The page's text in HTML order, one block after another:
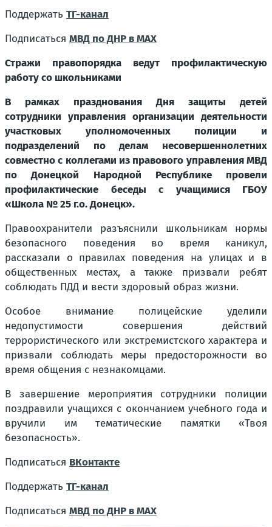
Поддержать ТГ-канал
Подписаться МВД по ДНР в MAX
Стражи правопорядка ведут профилактическую
работу со школьниками
В рамках празднования Дня защиты детей
сотрудники управления организации деятельности
участковых уполномоченных полиции и
подразделений по делам несовершеннолетних
совместно с коллегами из правового управления МВД
по Донецкой Народной Республике провели
профилактические беседы с учащимися ГБОУ
«Школа № 25 г.о. Донецк».
Правоохранители разъяснили школьникам нормы
безопасного поведения во время каникул,
рассказали о правилах поведения на улицах и в
общественных местах, а также призвали ребят
соблюдать ПДД и вести здоровый образ жизни.
Особое внимание полицейские уделили
недопустимости совершения действий
террористического или экстремистского характера и
призвали соблюдать меры предосторожности во
время общения с незнакомцами.
В завершение мероприятия сотрудники полиции
поздравили учащихся с окончанием учебного года и
вручили им тематические памятки «Твоя
безопасность».
Подписаться ВКонтакте
Поддержать ТГ-канал
Подписаться МВД по ДНР в MAX